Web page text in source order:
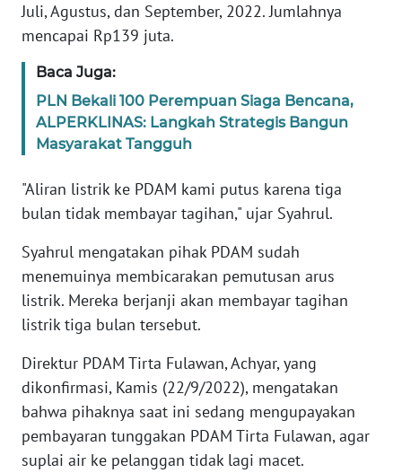
Juli, Agustus, dan September, 2022. Jumlahnya
mencapai Rp139 juta.
Baca Juga:
PLN Bekali 100 Perempuan Siaga Bencana,
ALPERKLINAS: Langkah Strategis Bangun
Masyarakat Tangguh
"Aliran listrik ke PDAM kami putus karena tiga
bulan tidak membayar tagihan," ujar Syahrul.
Syahrul mengatakan pihak PDAM sudah
menemuinya membicarakan pemutusan arus
listrik. Mereka berjanji akan membayar tagihan
listrik tiga bulan tersebut.
Direktur PDAM Tirta Fulawan, Achyar, yang
dikonfirmasi, Kamis (22/9/2022), mengatakan
bahwa pihaknya saat ini sedang mengupayakan
pembayaran tunggakan PDAM Tirta Fulawan, agar
suplai air ke pelanggan tidak lagi macet.
REDAKSI
DISCLAIMER
Wahana
Regional
SUMUT
WN
JAKARTA
WN
JABAR
WN
BANTEN